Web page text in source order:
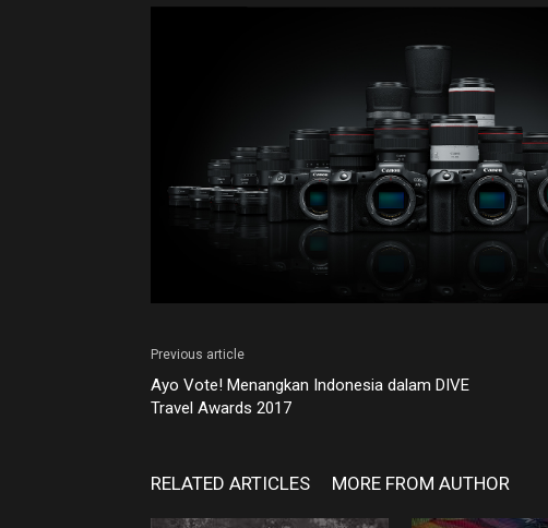
Previous article
Ayo Vote! Menangkan Indonesia dalam DIVE
Travel Awards 2017
RELATED ARTICLES MORE FROM AUTHOR